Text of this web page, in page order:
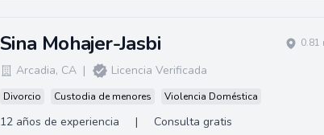
Sina Mohajer-Jasbi
Arcadia, CA | Licencia Verificada
Divorcio Custodia de menores Violencia Doméstica
12 años de experiencia | Consulta gratis
0.81